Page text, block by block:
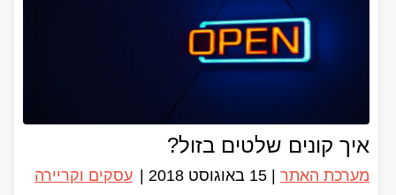
איך קונים שלטים בזול?
מערכת האתר 15 באוגוסט 2018
עסקים וקריירה